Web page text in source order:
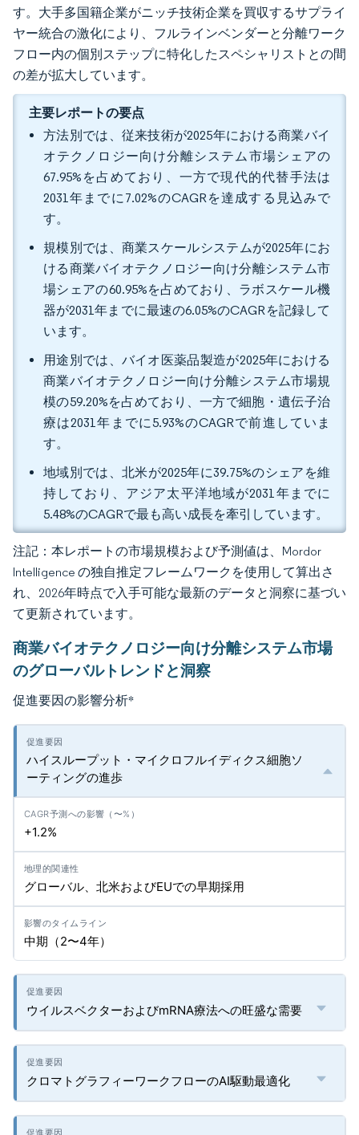
す。大手多国籍企業がニッチ技術企業を買収するサプライ
ヤー統合の激化により、フルラインベンダーと分離ワーク
フロー内の個別ステップに特化したスペシャリストとの間
の差が拡大しています。
主要レポートの要点
方法別では、従来技術が2025年における商業バイ
オテクノロジー向け分離システム市場シェアの
67.95%を占めており、一方で現代的代替手法は
2031年までに7.02%のCAGRを達成する見込みで
す。
規模別では、商業スケールシステムが2025年にお
ける商業バイオテクノロジー向け分離システム市
場シェアの60.95%を占めており、ラボスケール機
器が2031年までに最速の6.05%のCAGRを記録して
います。
用途別では、バイオ医薬品製造が2025年における
商業バイオテクノロジー向け分離システム市場規
模の59.20%を占めており、一方で細胞・遺伝子治
療は2031年までに5.93%のCAGRで前進していま
す。
地域別では、北米が2025年に39.75%のシェアを維
持しており、アジア太平洋地域が2031年までに
5.48%のCAGRで最も高い成長を牽引しています。
注記：本レポートの市場規模および予測値は、Mordor
Intelligence の独自推定フレームワークを使用して算出さ
れ、2026年時点で入手可能な最新のデータと洞察に基づい
て更新されています。
商業バイオテクノロジー向け分離システム市場
のグローバルトレンドと洞察
促進要因の影響分析*
ハイスループット・マイクロフルイディクス細胞ソ
ーティングの進歩
+1.2%
グローバル、北米およびEUでの早期採用
中期（2〜4年）
ウイルスベクターおよびmRNA療法への旺盛な需要
クロマトグラフィーワークフローのAI駆動最適化